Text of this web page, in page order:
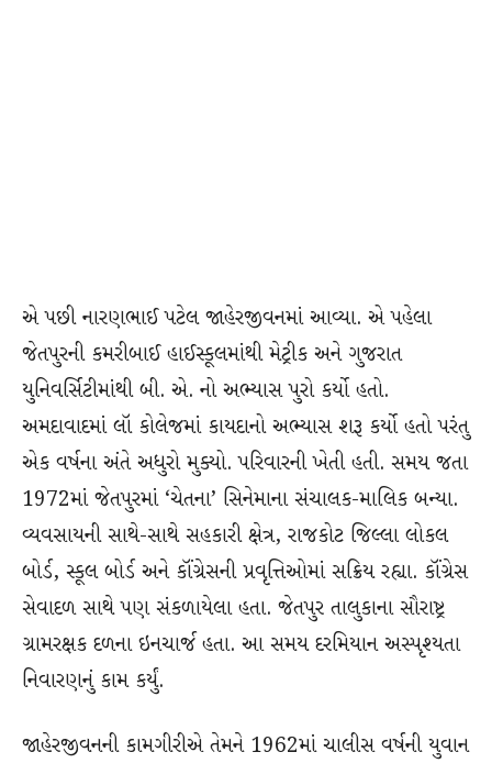
એ પછી નારણભાઈ પટેલ જાહેરજીવનમાં આવ્યા. એ પહેલા
જેતપુરની કમરીબાઈ હાઈસ્કૂલમાંથી મેટ્રીક અને ગુજરાત
યુનિવર્સિટીમાંથી બી. એ. નો અભ્યાસ પુરો કર્યો હતો.
અમદાવાદમાં લૉ કોલેજમાં કાયદાનો અભ્યાસ શરૂ કર્યો હતો પરંતુ
એક વર્ષના અંતે અધુરો મુક્યો. પરિવારની ખેતી હતી. સમય જતા
1972માં જેતપુરમાં ‘ચેતના’ સિનેમાના સંચાલક-માલિક બન્યા.
વ્યવસાયની સાથે-સાથે સહકારી ક્ષેત્ર, રાજકોટ જિલ્લા લોકલ
બોર્ડ, સ્કૂલ બોર્ડ અને કૉંગ્રેસની પ્રવૃત્તિઓમાં સક્રિય રહ્યા. કૉંગ્રેસ
સેવાદળ સાથે પણ સંકળાયેલા હતા. જેતપુર તાલુકાના સૌરાષ્ટ્ર
ગ્રામરક્ષક દળના ઇનચાર્જ હતા. આ સમય દરમિયાન અસ્પૃશ્યતા
નિવારણનું કામ કર્યું.
જાહેરજીવનની કામગીરીએ તેમને 1962માં ચાલીસ વર્ષની યુવાન